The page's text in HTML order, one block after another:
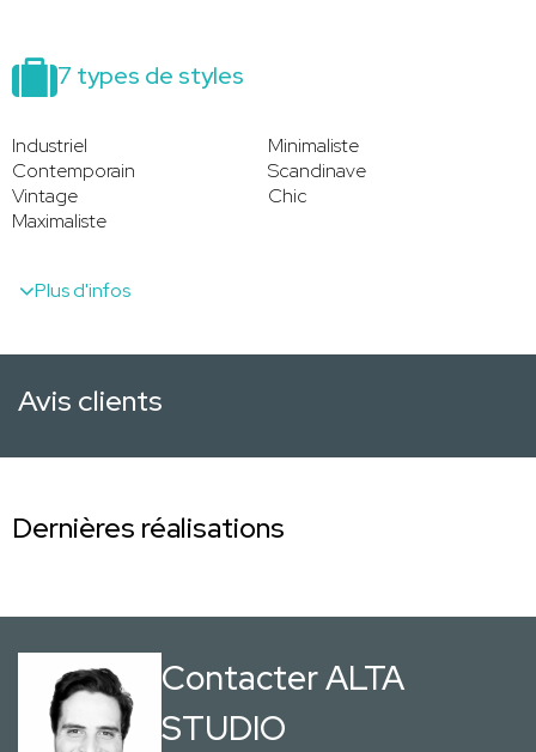
7 types de styles
Industriel
Minimaliste
Contemporain
Scandinave
Vintage
Chic
Maximaliste
Plus d'infos
Avis clients
Dernières réalisations
Contacter ALTA
STUDIO